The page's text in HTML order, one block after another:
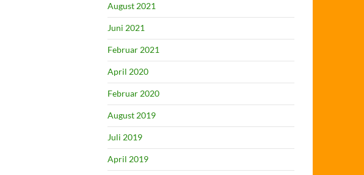
August 2021
Juni 2021
Februar 2021
April 2020
Februar 2020
August 2019
Juli 2019
April 2019